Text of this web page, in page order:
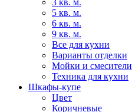
3 кв. м.
5 кв. м.
6 кв. м.
9 кв. м.
Все для кухни
Варианты отделки
Мойки и смесители
Техника для кухни
Шкафы-купе
Цвет
Коричневые